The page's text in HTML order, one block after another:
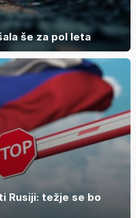
še za pol leta
Rusiji: težje se bo